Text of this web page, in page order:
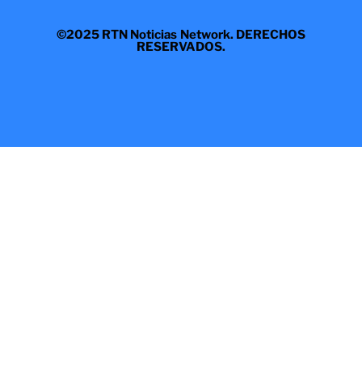
©2025 RTN Noticias Network. DERECHOS
RESERVADOS.